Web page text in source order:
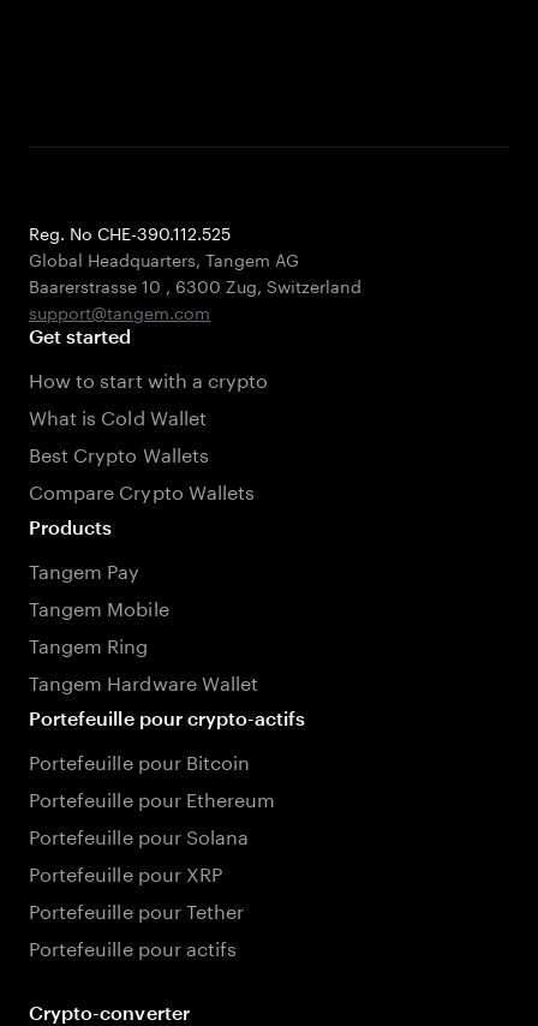
Reg. No CHE-390.112.525
Global Headquarters, Tangem AG
Baarerstrasse 10 , 6300 Zug, Switzerland
support@tangem.com
Get started
How to start with a crypto
What is Cold Wallet
Best Crypto Wallets
Compare Crypto Wallets
Products
Tangem Pay
Tangem Mobile
Tangem Ring
Tangem Hardware Wallet
Portefeuille pour crypto-actifs
Portefeuille pour Bitcoin
Portefeuille pour Ethereum
Portefeuille pour Solana
Portefeuille pour XRP
Portefeuille pour Tether
Portefeuille pour actifs
Crypto-converter